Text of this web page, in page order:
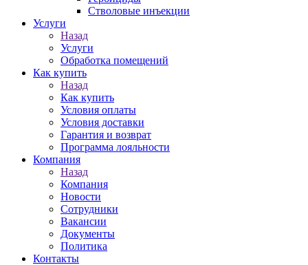
Стволовые инъекции
Услуги
Назад
Услуги
Обработка помещений
Как купить
Назад
Как купить
Условия оплаты
Условия доставки
Гарантия и возврат
Программа лояльности
Компания
Назад
Компания
Новости
Сотрудники
Вакансии
Документы
Политика
Контакты